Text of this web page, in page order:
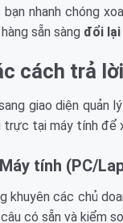
bạn nhanh chóng
sẵn sàng đổi lại
cách trả
giao diện
tại máy tính để
tính (PC/
các chủ
có sẵn và kiểm